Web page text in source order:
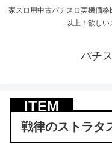
家スロ用中古パチスロ実機価
以上！欲しい
パチ
戦律のストラタ